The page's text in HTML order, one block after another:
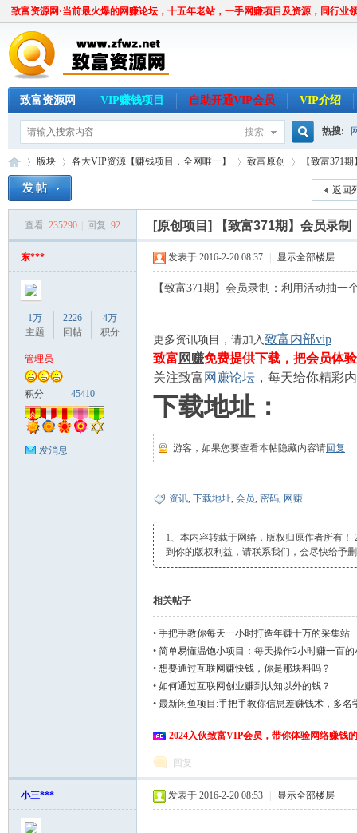
致富资源网·当前最火爆的网赚论坛，十五年老站，一手网赚项目及资源，同行业
致富资源网 VIP赚钱项目 自助开通VIP会员 VIP介绍
搜索
搜
索
热搜:
»
版块
›
各大VIP资源【赚钱项目，全网唯一】
›
致富原创
›
【致富371
返回
查看: 235290 回复: 92 [原创项目] 【致富371期】会员录
东***
1万
主题
2226
回帖
4万
积分
管理员
积分 45410
发消息
发表于 2016-2-20 08:37 显示全部楼层
【致富371期】会员录制：利用活动抽一
更多资讯项目，请加入致富内部vip
致富 网赚免费提供下载，把会员体
关注致富 网赚论坛 ，每天给你精彩
下载地址：
游客，如果您要查看本帖隐藏内容请回复
资讯, 下载地址, 会员, 密码, 网赚
1、本内容转载于网络，版权归原作者所有
到你的版权利益，请联系我们，会尽快给予
相关帖子
• 手把手教你每天一小时打造年赚十万的采集站
• 简单易懂温饱小项目：每天操作2小时赚一百的
• 想要通过互联网赚快钱，你是那块料吗？
• 如何通过互联网创业赚到认知以外的钱？
• 最新闲鱼项目:手把手教你信息差赚钱术，多名
2024入伙致富VIP会员，带你体验网络赚钱
回复
小三*** 发表于 2016-2-20 08:53 显示全部楼层